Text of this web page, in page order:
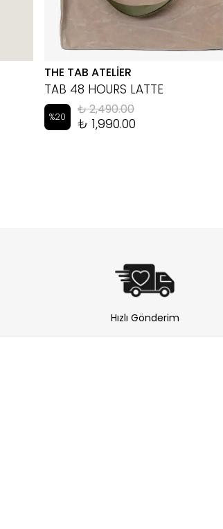
THE TAB ATELİER
TAB 48 HOURS LATTE
%20 ₺ 2,490.00
₺ 1,990.00
Hızlı Gönderim